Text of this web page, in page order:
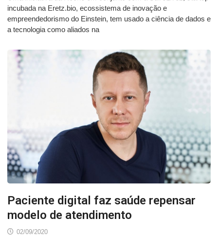
incubada na Eretz.bio, ecossistema de inovação e
empreendedorismo do Einstein, tem usado a ciência de dados e
a tecnologia como aliados na
Paciente digital faz saúde repensar
modelo de atendimento
02/09/2020